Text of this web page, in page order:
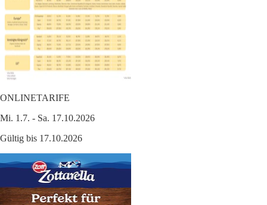
ONLINETARIFE
Mi. 1.7. - Sa. 17.10.2026
Gültig bis 17.10.2026